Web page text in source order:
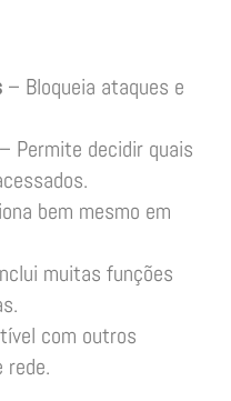
– Bloqueia ataques e
– Permite decidir quais
bem mesmo em
muitas funções
com outros
rede.